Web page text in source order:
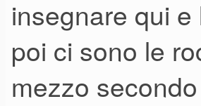
insegnare qui
poi ci sono le
mezzo